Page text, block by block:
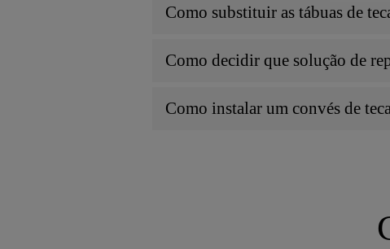
Como substituir as tábuas de
Como decidir que solução de
Como instalar um convés de